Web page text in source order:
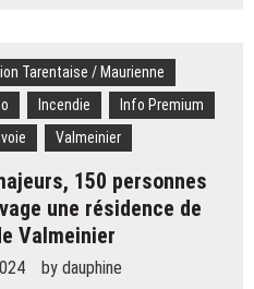
Tarentaise / Maurienne
Incendie
Info Premium
Valmeinier
150 personnes
une résidence de
Valmeinier
by dauphine